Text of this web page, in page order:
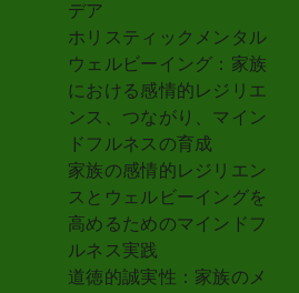
デア
ホリスティックメンタル
ウェルビーイング：家族
における感情的レジリエ
ンス、つながり、マイン
ドフルネスの育成
家族の感情的レジリエン
スとウェルビーイングを
高めるためのマインドフ
ルネス実践
道徳的誠実性：家族のメ